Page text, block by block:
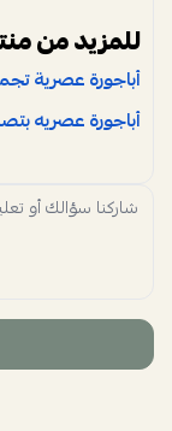
للمزيد من
أباجورة عصرية
أباجورة عصريه